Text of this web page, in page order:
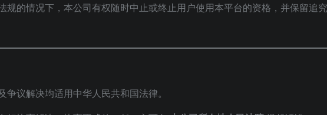
规的情况下，本公司有权随时中止或终止用户使用本平台的资格，并保留追
议解决均适用中华人民共和国法律。